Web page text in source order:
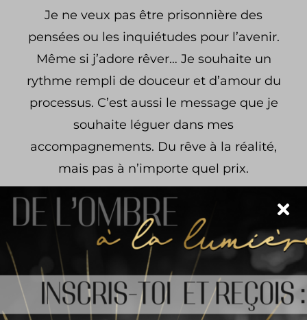
Je ne veux pas être prisonnière des
pensées ou les inquiétudes pour l’avenir.
Même si j’adore rêver… Je souhaite un
rythme rempli de douceur et d’amour du
processus. C’est aussi le message que je
souhaite léguer dans mes
accompagnements. Du rêve à la réalité,
mais pas à n’importe quel prix.